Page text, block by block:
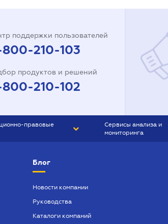
поддержки пользователей
210-103
продуктов и решений
210-102
правовые
ПРОФ
Сервисы анализа и
мониторинга
Блог
Новости компании
Руководства
Каталоги компаний